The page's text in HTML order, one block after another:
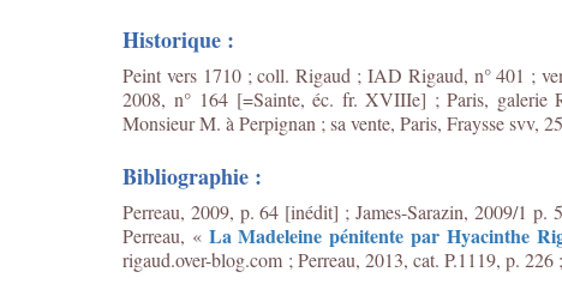
Historique :
Peint vers 1710 ; coll. Rigaud ; IAD Rigaud, n° 401 ;
2008, n° 164 [=Sainte, éc. fr. XVIIIe] ; Paris, galerie
Monsieur M. à Perpignan ; sa vente, Paris, Fraysse svv,
Bibliographie :
Perreau, 2009, p. 64 [inédit] ; James-Sarazin, 2009/1
Perreau, « La Madeleine pénitente par Hyacinthe
rigaud.over-blog.com ; Perreau, 2013, cat. P.1119, p. 226 ;